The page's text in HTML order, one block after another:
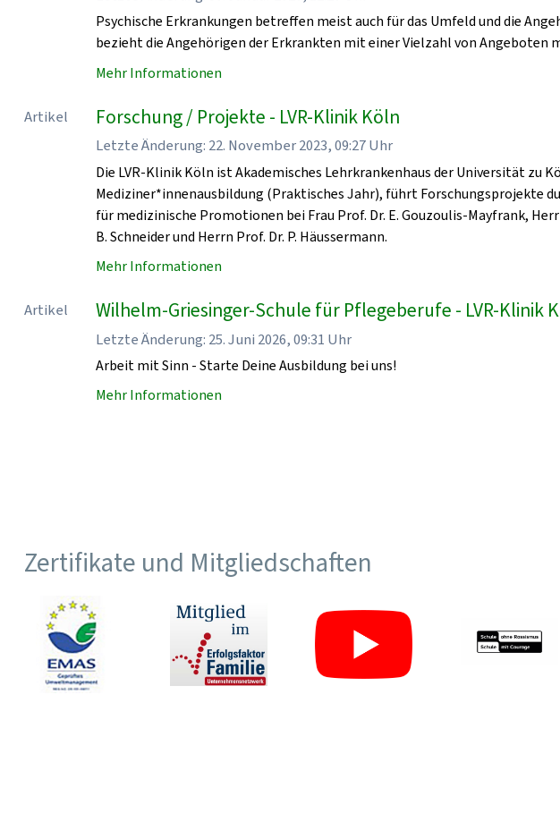
Psychische Erkrankungen betreffen meist auch für das Umfeld und die
bezieht die Angehörigen der Erkrankten mit einer Vielzahl von Angeboten
Mehr Informationen
Artikel Forschung / Projekte - LVR-Klinik Köln
Letzte Änderung: 22. November 2023, 09:27 Uhr
Die LVR-Klinik Köln ist Akademisches Lehrkrankenhaus der Universität zu
Mediziner*innenausbildung (Praktisches Jahr), führt Forschungsprojekte
für medizinische Promotionen bei Frau Prof. Dr. E. Gouzoulis-Mayfrank, Herr
B. Schneider und Herrn Prof. Dr. P. Häussermann.
Mehr Informationen
Artikel Wilhelm-Griesinger-Schule für Pflegeberufe - LVR-Klinik
Letzte Änderung: 25. Juni 2026, 09:31 Uhr
Arbeit mit Sinn - Starte Deine Ausbildung bei uns!
Mehr Informationen
Zertifikate und Mitgliedschaften